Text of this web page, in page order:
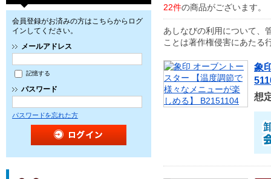
会員登録がお済みの方はこちらからログ
インしてください。
メールアドレス
記憶する
パスワード
パスワードを忘れた方
22件の商品がございます。
あしなびの利用について、
ことは著作権侵害にあたる
象
想